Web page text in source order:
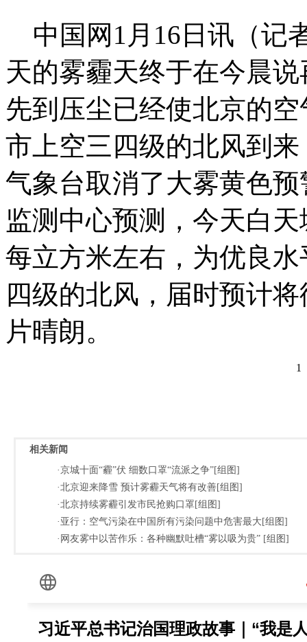
中国网1月16日讯（记
天的雾霾天终于在今晨
先到压尘已经使北京的
市上空三四级的北风到
气象台取消了大雾黄色
监测中心预测，今天白
每立方米左右，为优良
四级的北风，届时预计
片晴朗。
1
相关新闻
·京城十面“霾”伏 细数口罩“流派之争”[组图]
·北京迎来降雪 预计雾霾天气将有改善[组图]
·北京持续雾霾引发市民抢购口罩[组图]
·亚行：空气污染在中国所有污染问题中危害最大[组图]
·网友雾中以苦作乐：各种幽默吐槽“雾以吸为贵” [组图]